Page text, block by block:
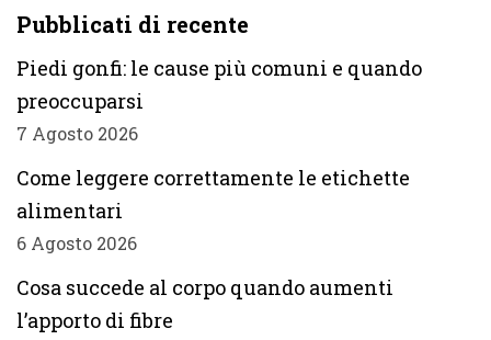
Pubblicati di recente
Piedi gonfi: le cause più comuni e quando
preoccuparsi
7 Agosto 2026
Come leggere correttamente le etichette
alimentari
6 Agosto 2026
Cosa succede al corpo quando aumenti
l’apporto di fibre